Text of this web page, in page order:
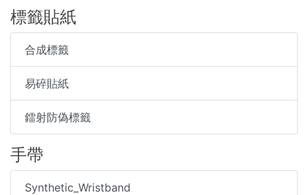
標籤貼紙
合成標籤
易碎貼紙
鐳射防偽標籤
手帶
Synthetic_Wristband